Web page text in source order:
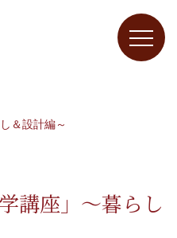
＆設計編～
講座」～暮らし